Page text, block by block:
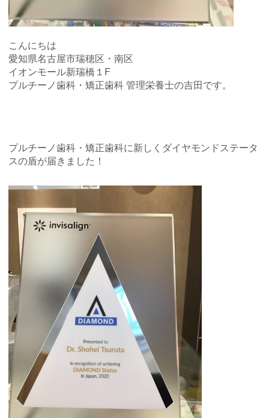
こんにちは
愛知県名古屋市瑞穂区・南区
イオンモール新瑞橋１F
プルチーノ歯科・矯正歯科 管理栄養士の吉田です。
プルチーノ歯科・矯正歯科に新しくダイヤモンドステータ
スの盾が届きました！